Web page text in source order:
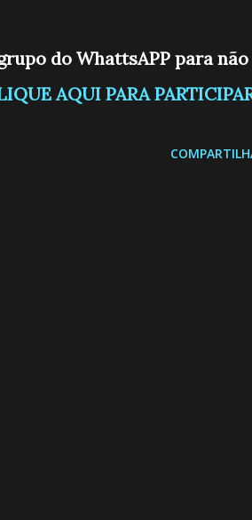
do WhattsAPP para não
AQUI PARA